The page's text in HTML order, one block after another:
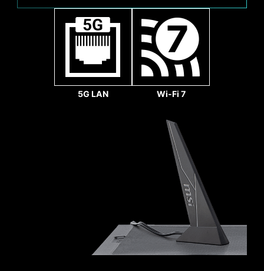
Системный вентилятор
оптимальной настройки скорости вращения и
снижения шума. Также обеспечивается
плавное увеличение скорости вращения
вентиляторов, чтобы ваша система
оставалась тихой, независимо от нагрузки.
5G LAN Wi-Fi 7
Дополнительные,
точки пайки
Слоты PCI-E на данной
материнской плате
усилены стальными